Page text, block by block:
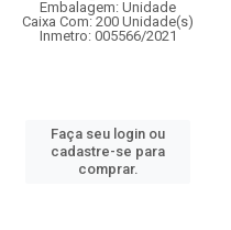
Embalagem: Unidade
Caixa Com: 200 Unidade(s)
Inmetro: 005566/2021
Faça seu login ou
cadastre-se para
comprar.